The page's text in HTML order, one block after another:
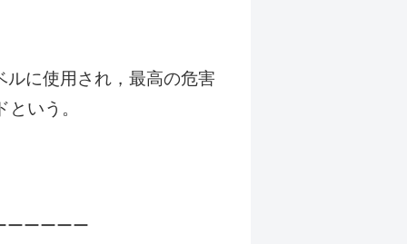
ルに使用され，最高の危害
いう。
ーーーーー